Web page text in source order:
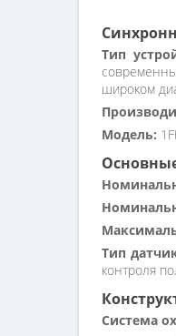
Тип
широком
Модель:
Тип
контроля
Система